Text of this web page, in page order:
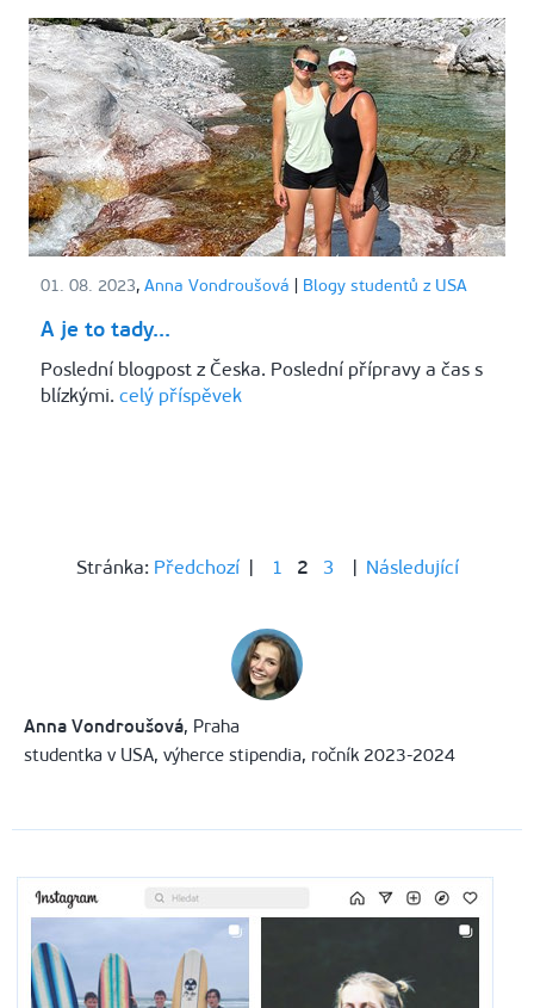
01. 08. 2023, Anna Vondroušová Blogy studentů z USA
A je to tady...
Poslední blogpost z Česka. Poslední přípravy a čas s
blízkými. celý příspěvek
Stránka: Předchozí| 1 2 3 | Následující
Anna Vondroušová, Praha
studentka v USA, výherce stipendia, ročník 2023-2024